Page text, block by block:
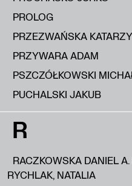
PROLOG
PRZEZWAŃSKA
PRZYWARA ADAM
PSZCZÓŁKOWSKI
PUCHALSKI JAKUB
R
RACZKOWSKA DANIEL
RYCHLAK, NATALIA